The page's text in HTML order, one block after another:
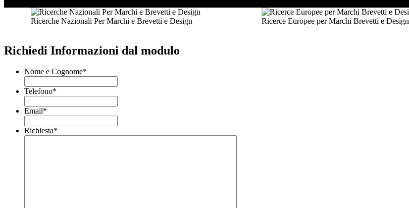
Ricerche Nazionali Per Marchi e Brevetti e Design Ricerce Europee per Marchi Brevetti e Design
Richiedi Informazioni dal modulo
Nome e Cognome*
Telefono*
Email*
Richiesta*